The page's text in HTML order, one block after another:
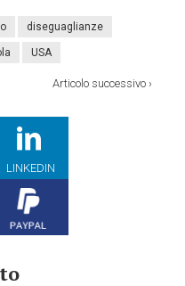
diseguaglianze
USA
Articolo successivo›
LINKEDIN